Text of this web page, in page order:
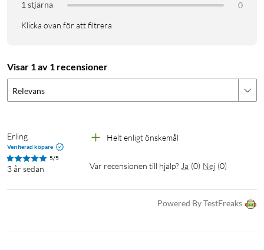
1 stjärna
0
Klicka ovan för att filtrera
Visar 1 av 1 recensioner
Relevans
Erling
Verifierad köpare
5/5
3 år sedan
Helt enligt önskemål
Var recensionen till hjälp? Ja (0) Nej (0)
Powered By TestFreaks